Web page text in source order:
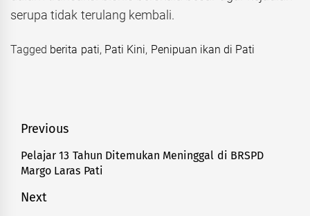
serupa tidak terulang kembali.
Tagged berita pati, Pati Kini, Penipuan ikan di Pati
Navigasi
pos
Previous
Previous
post:
Pelajar 13 Tahun Ditemukan Meninggal di BRSPD
Margo Laras Pati
Next